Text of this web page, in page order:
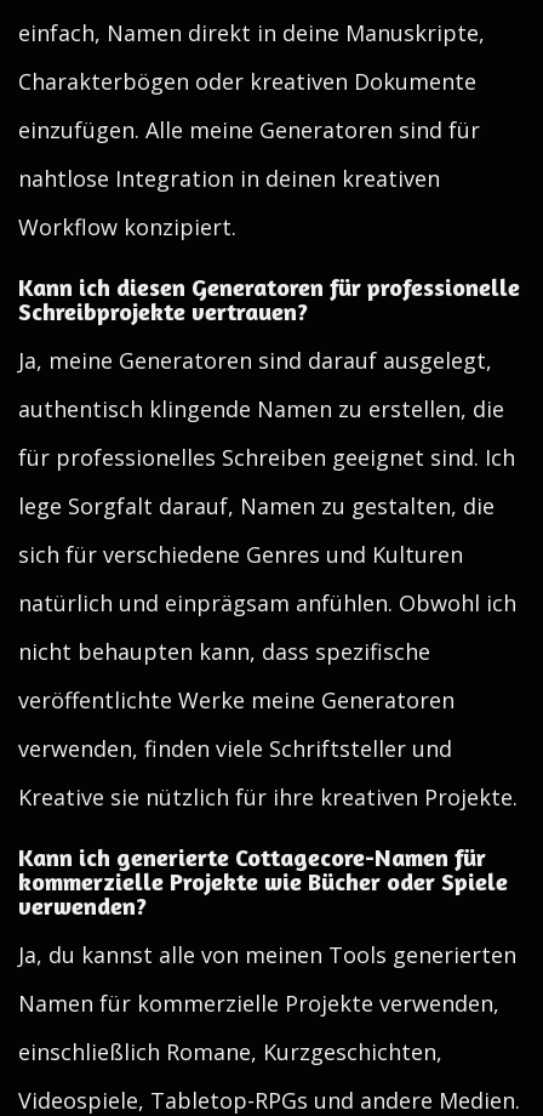
einfach, Namen direkt in deine Manuskripte,
Charakterbögen oder kreativen Dokumente
einzufügen. Alle meine Generatoren sind für
nahtlose Integration in deinen kreativen
Workflow konzipiert.
Kann ich diesen Generatoren für professionelle
Schreibprojekte vertrauen?
Ja, meine Generatoren sind darauf ausgelegt,
authentisch klingende Namen zu erstellen, die
für professionelles Schreiben geeignet sind. Ich
lege Sorgfalt darauf, Namen zu gestalten, die
sich für verschiedene Genres und Kulturen
natürlich und einprägsam anfühlen. Obwohl ich
nicht behaupten kann, dass spezifische
veröffentlichte Werke meine Generatoren
verwenden, finden viele Schriftsteller und
Kreative sie nützlich für ihre kreativen Projekte.
Kann ich generierte Cottagecore-Namen für
kommerzielle Projekte wie Bücher oder Spiele
verwenden?
Ja, du kannst alle von meinen Tools generierten
Namen für kommerzielle Projekte verwenden,
einschließlich Romane, Kurzgeschichten,
Videospiele, Tabletop-RPGs und andere Medien.